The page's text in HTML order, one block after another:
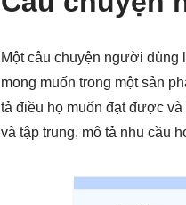
Một câu chuyện người dùng
mong muốn trong một sản
tả điều họ muốn đạt được
và tập trung, mô tả nhu cầu